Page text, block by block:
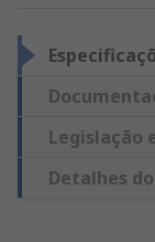
Legislação
Detalhes